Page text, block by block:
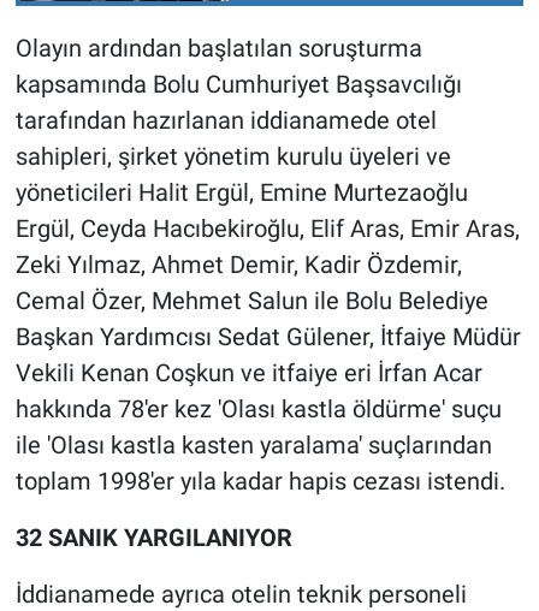
Olayın ardından başlatılan soruşturma
kapsamında Bolu Cumhuriyet Başsavcılığı
tarafından hazırlanan iddianamede otel
sahipleri, şirket yönetim kurulu üyeleri ve
yöneticileri Halit Ergül, Emine Murtezaoğlu
Ergül, Ceyda Hacıbekiroğlu, Elif Aras, Emir Aras,
Zeki Yılmaz, Ahmet Demir, Kadir Özdemir,
Cemal Özer, Mehmet Salun ile Bolu Belediye
Başkan Yardımcısı Sedat Gülener, İtfaiye Müdür
Vekili Kenan Coşkun ve itfaiye eri İrfan Acar
hakkında 78'er kez 'Olası kastla öldürme' suçu
ile 'Olası kastla kasten yaralama' suçlarından
toplam 1998'er yıla kadar hapis cezası istendi.
32 SANIK YARGILANIYOR
İddianamede ayrıca otelin teknik personeli
Teknoloji
Türkiye'nin Geleceği
Türkiye'nin Gündemi
Yerel Gündem
Yerel Yaşam
Canlı Yayın